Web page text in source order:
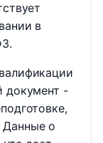
в
документ -
о